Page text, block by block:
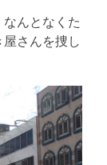
え
る
んとなくた
さんを捜し